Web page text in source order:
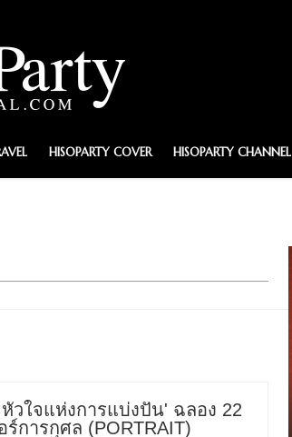
HISOPARTY COVER HISOPARTY CHANNEL
หัวใจแห่งการแบ่งปัน' ฉลอง 22
การกุศล (PORTRAIT)